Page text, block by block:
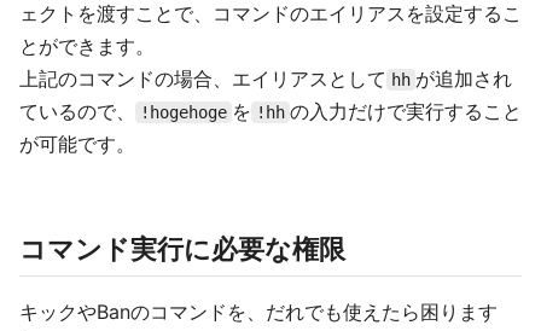
ェクトを渡すことで、コマンドのエイリアスを設定するこ
とができます。
上記のコマンドの場合、エイリアスとして hh が追加され
ているので、
!hogehoge を !hh の入力だけで実行すること
が可能です。
コマンド実行に必要な権限
キックやBanのコマンドを、だれでも使えたら困ります